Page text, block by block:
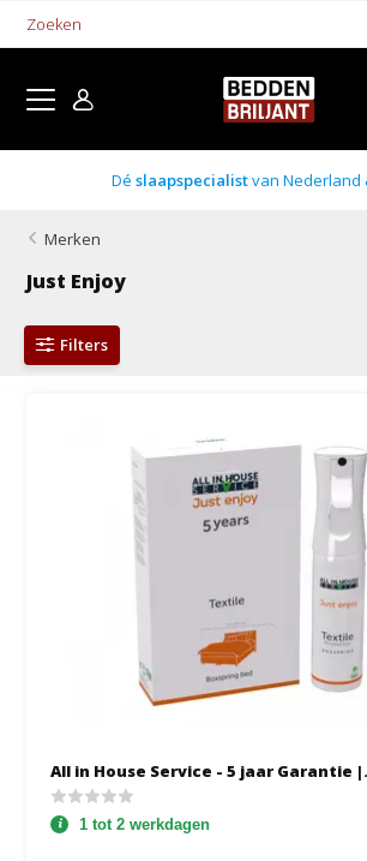
Déslaapspecialistvan Nederland
Merken
Just Enjoy
Filters
All in House Service - 5 jaar Garantie
1 tot 2 werkdagen